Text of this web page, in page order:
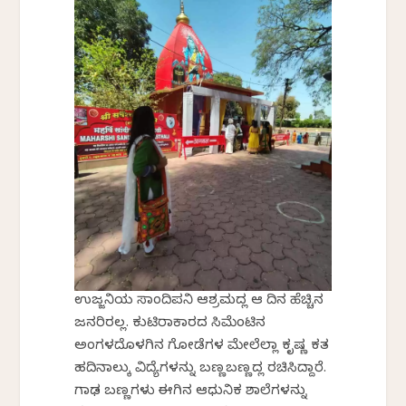
ಉಜ್ಜನಿಯ ಸಾಂದಿಪನಿ ಆಶ್ರಮದಲ್ಲಿ ಆ ದಿನ ಹೆಚ್ಚಿನ
ಜನರಿರಲಿಲ್ಲ. ಕುಟಿರಾಕಾರದ ಸಿಮೆಂಟಿನ
ಅಂಗಳದೊಳಗಿನ ಗೋಡೆಗಳ ಮೇಲೆಲ್ಲಾ ಕೃಷ್ಣ ಕಲಿತ
ಹದಿನಾಲ್ಕು ವಿದ್ಯೆಗಳನ್ನು ಬಣ್ಣಬಣ್ಣದಲ್ಲಿ ರಚಿಸಿದ್ದಾರೆ.
ಗಾಢ ಬಣ್ಣಗಳು ಈಗಿನ ಆಧುನಿಕ ಶಾಲೆಗಳನ್ನು